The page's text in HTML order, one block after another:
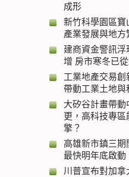
成形
新竹科學園區寶
產業發展與地方
建商資金警訊
增 房市寒冬已
工業地產交易創
帶動工業土地與
大矽谷計畫帶
更，高科技專區
擎？
高雄新市鎮三期
最快明年底啟動
川普宣布對加